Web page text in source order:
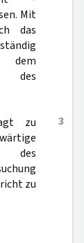
Mit
das
dem
des
3
zu
des
zu